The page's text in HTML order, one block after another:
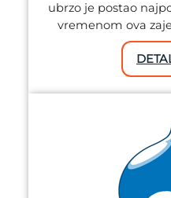
ubrzo je postao
vremenom ova